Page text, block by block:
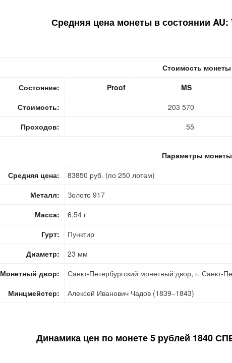
Средняя цена монеты в состоянии AU:
Стоимость монеты
Состояние:
Proof MS
Стоимость:
203 570
Проходов:
55
Параметры монеты
Средняя цена:
83850 руб. (по 250 лотам)
Металл:
Золото 917
Масса:
6,54 г
Гурт:
Пунктир
Диаметр:
23 мм
Монетный двор:
Санкт-Петербургский монетный двор, г. Санкт-
Минцмейстер:
Алексей Иванович Чадов (1839–1843)
Динамика цен по монете5 рублей 1840